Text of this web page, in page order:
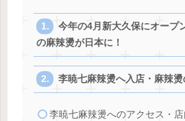
今年の4月新大久保にオープ
の麻辣燙が日本に！
李暁七麻辣燙へ入店・麻辣
李暁七麻辣燙へのアクセス・